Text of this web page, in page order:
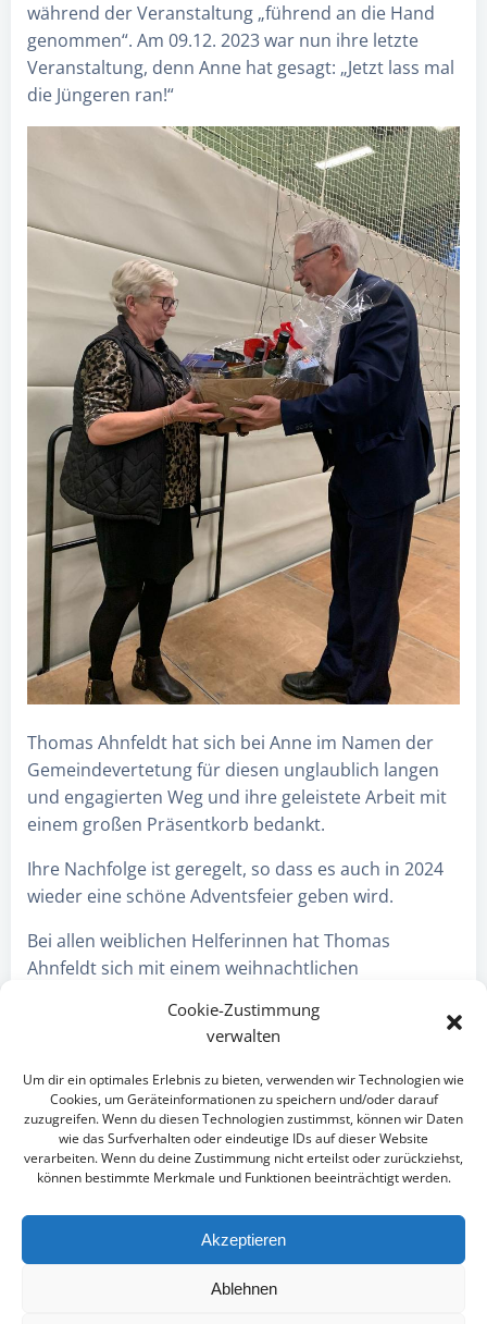
Cookie-Zustimmung
verwalten
Um dir ein optimales Erlebnis zu bieten, verwenden wir Technologien wie
Cookies, um Geräteinformationen zu speichern und/oder darauf
zuzugreifen. Wenn du diesen Technologien zustimmst, können wir Daten
wie das Surfverhalten oder eindeutige IDs auf dieser Website
verarbeiten. Wenn du deine Zustimmung nicht erteilst oder zurückziehst,
können bestimmte Merkmale und Funktionen beeinträchtigt werden.
Akzeptieren
Ablehnen
während der Veranstaltung „führend an die Hand
genommen“. Am 09.12. 2023 war nun ihre letzte
Veranstaltung, denn Anne hat gesagt: „Jetzt lass mal
die Jüngeren ran!“
Thomas Ahnfeldt hat sich bei Anne im Namen der
Gemeindevertetung für diesen unglaublich langen
und engagierten Weg und ihre geleistete Arbeit mit
einem großen Präsentkorb bedankt.
Ihre Nachfolge ist geregelt, so dass es auch in 2024
wieder eine schöne Adventsfeier geben wird.
Bei allen weiblichen Helferinnen hat Thomas
Ahnfeldt sich mit einem weihnachtlichen
Beitragsnavigation
ZUR STARTSEITE